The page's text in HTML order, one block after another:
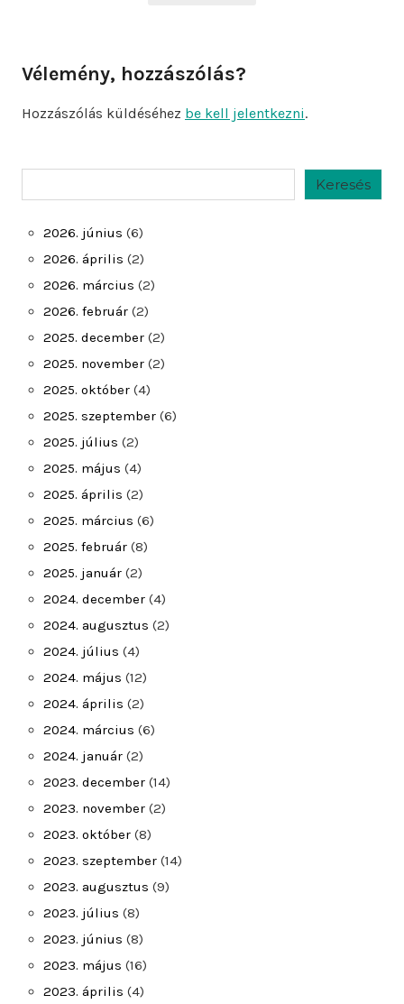
Vélemény, hozzászólás?
Hozzászólás küldéséhez be kell jelentkezni.
Keresés
2026. június (6)
2026. április (2)
2026. március (2)
2026. február (2)
2025. december (2)
2025. november (2)
2025. október (4)
2025. szeptember (6)
2025. július (2)
2025. május (4)
2025. április (2)
2025. március (6)
2025. február (8)
2025. január (2)
2024. december (4)
2024. augusztus (2)
2024. július (4)
2024. május (12)
2024. április (2)
2024. március (6)
2024. január (2)
2023. december (14)
2023. november (2)
2023. október (8)
2023. szeptember (14)
2023. augusztus (9)
2023. július (8)
2023. június (8)
2023. május (16)
2023. április (4)